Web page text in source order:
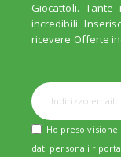
Giocattoli.
incredibili.
ricevere Offerte
Ho preso
dati personali